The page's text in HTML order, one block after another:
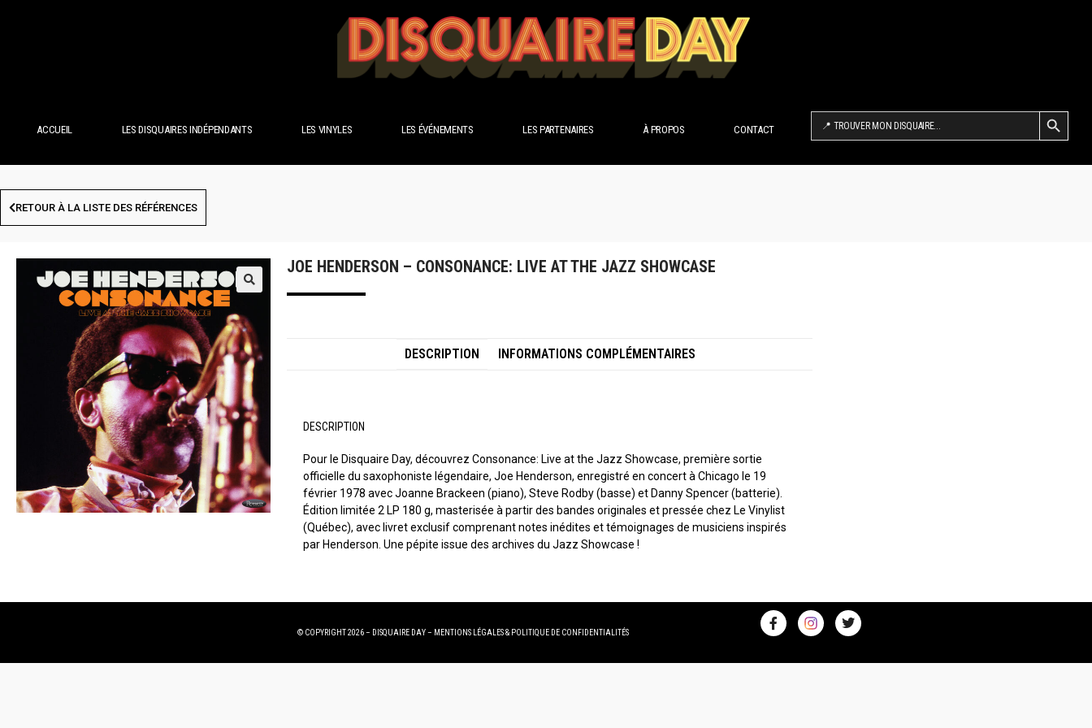
ACCUEIL LES DISQUAIRES INDÉPENDANTS LES VINYLES LES ÉVÉNEMENTS LES PARTENAIRES À PROPOS CONTACT
Search
for:
SEARCH BUTTON
RETOUR À LA LISTE DES RÉFÉRENCES
JOE HENDERSON – CONSONANCE: LIVE AT THE JAZZ SHOWCASE
DESCRIPTION INFORMATIONS COMPLÉMENTAIRES
DESCRIPTION
Pour le Disquaire Day, découvrez Consonance: Live at the Jazz Showcase, première sortie
officielle du saxophoniste légendaire, Joe Henderson, enregistré en concert à Chicago le 19
février 1978 avec Joanne Brackeen (piano), Steve Rodby (basse) et Danny Spencer (batterie).
Édition limitée 2 LP 180 g, masterisée à partir des bandes originales et pressée chez Le Vinylist
(Québec), avec livret exclusif comprenant notes inédites et témoignages de musiciens inspirés
par Henderson. Une pépite issue des archives du Jazz Showcase !
© COPYRIGHT 2026 – DISQUAIRE DAY – MENTIONS LÉGALES& POLITIQUE DE CONFIDENTIALITÉS